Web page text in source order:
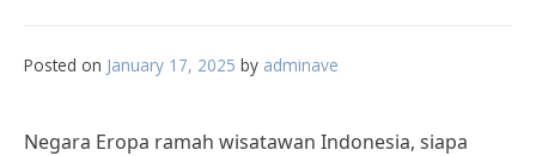
Posted on January 17, 2025 by adminave
Negara Eropa ramah wisatawan Indonesia, siapa